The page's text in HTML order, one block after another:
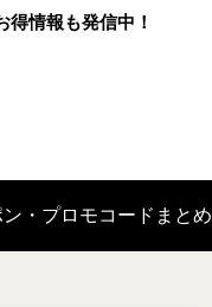
情報も発信中！
・プロモコードまとめ